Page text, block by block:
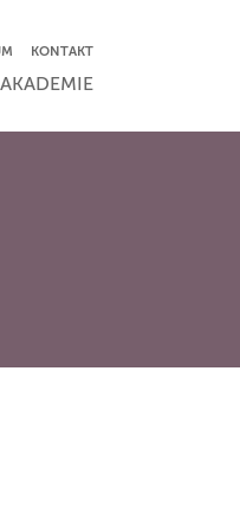
KONTAKT
AKADEMIE